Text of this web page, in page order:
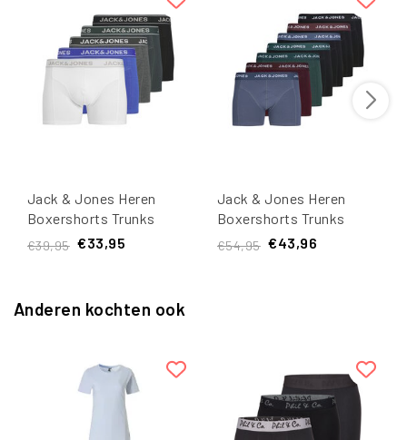
Jack & Jones Heren
Boxershorts Trunks
JACBLACK FRIDAY 5-
€39,95 €33,95
Jack & Jones Heren
Boxershorts Trunks
JACTOMMY 7-Pack Effen
€54,95 €43,96
Anderen kochten ook